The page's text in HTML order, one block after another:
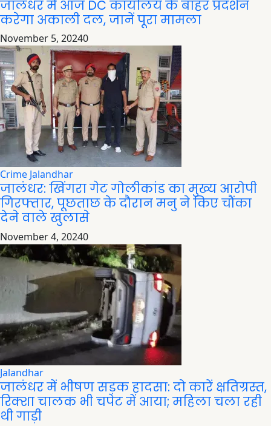
जालंधर में आज DC कार्यालय के बाहर प्रदर्शन
करेगा अकाली दल, जानें पूरा मामला
November 5, 20240
Crime Jalandhar
जालंधर: खिंगरा गेट गोलीकांड का मुख्य आरोपी
गिरफ्तार, पूछताछ के दौरान मनु ने किए चौंका
देने वाले खुलासे
November 4, 20240
Jalandhar
जालंधर में भीषण सड़क हादसा: दो कारें क्षतिग्रस्त,
रिक्शा चालक भी चपेट में आया; महिला चला रही
थी गाड़ी